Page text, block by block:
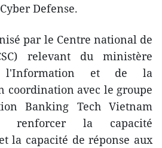
Defense.
par le Centre national de
relevant du ministère
l'Information et de la
coordination avec le groupe
Banking Tech Vietnam
la capacité
la capacité de réponse aux